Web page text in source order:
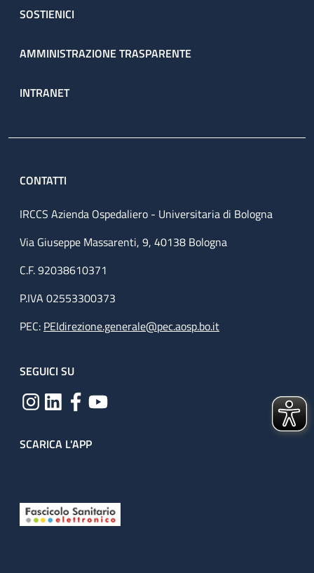
SOSTIENICI
AMMINISTRAZIONE TRASPARENTE
INTRANET
CONTATTI
IRCCS Azienda Ospedaliero - Universitaria di Bologna
Via Giuseppe Massarenti, 9, 40138 Bologna
C.F. 92038610371
P.IVA 02553300373
PEC: PEIdirezione.generale@pec.aosp.bo.it
SEGUICI SU
SCARICA L'APP